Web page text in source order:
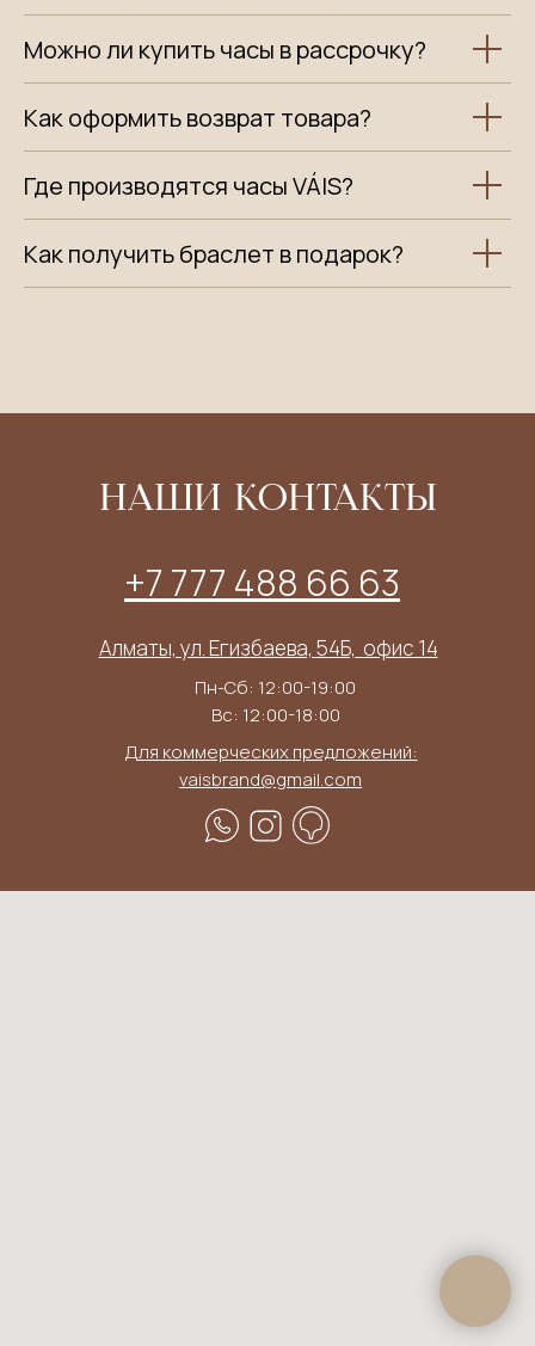
Можно ли купить часы в рассрочку?
Как оформить возврат товара?
Где производятся часы VÁIS?
Как получить браслет в подарок?
НАШИ КОНТАКТЫ
+7 777 488 66 63
Алматы, ул. Егизбаева, 54Б, ​ офис 14
Для коммерческих предложений:
vaisbrand@gmail.com
Пн-Сб: 12:00-19:00
Вс: 12:00-18:00